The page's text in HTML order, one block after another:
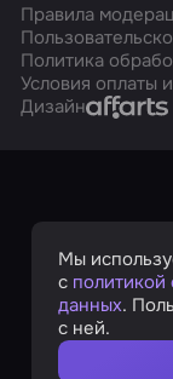
Правила
Политика
Условия оплаты
ДизайнAffarts
Мы
с политикой
данных.
с ней.